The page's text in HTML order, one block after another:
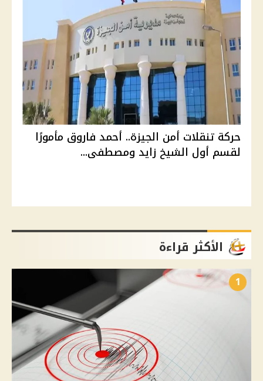
حركة تنقلات أمن الجيزة.. أحمد فاروق مأمورًا
لقسم أول الشيخ زايد ومصطفى...
الأكثر قراءة
1